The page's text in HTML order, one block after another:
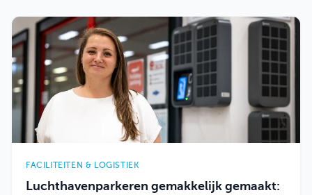
FACILITEITEN & LOGISTIEK
Luchthavenparkeren gemakkelijk gemaakt: